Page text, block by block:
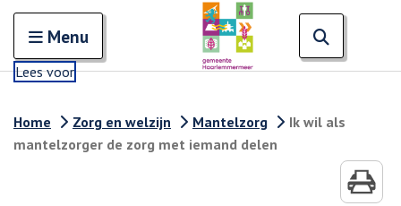
Open en sluit het
Menu
Lees voor
Home Zorg en welzijn Mantelzorg
Ik wil als
mantelzorger de zorg met iemand delen